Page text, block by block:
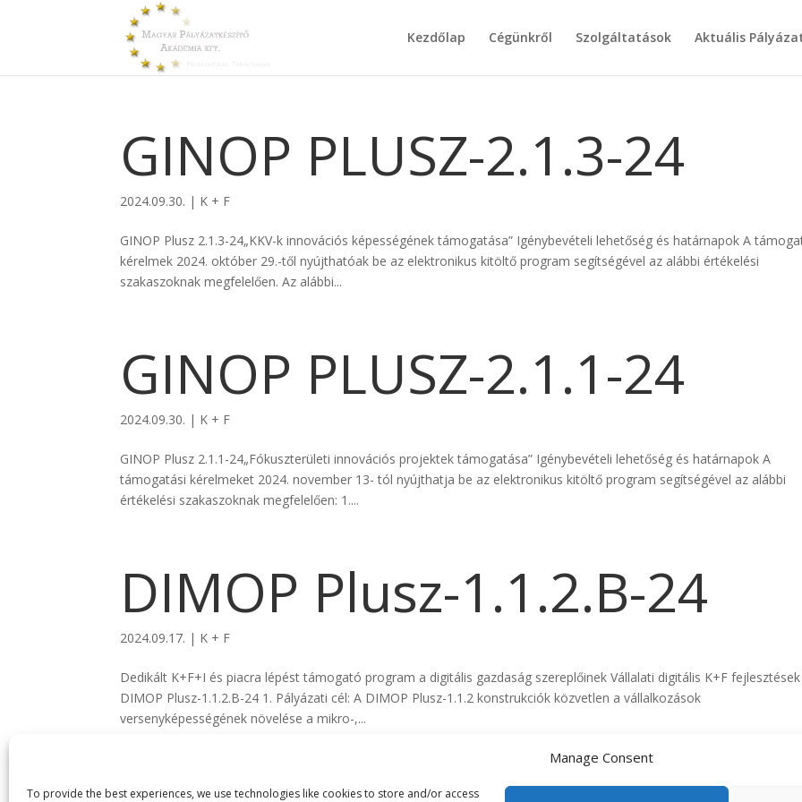
Manage Consent
To provide the best experiences, we use technologies like cookies to store and/or access
Kezdőlap Cégünkről Szolgáltatások Aktuális
GINOP PLUSZ-2.1.3-24
2024.09.30. | K + F
GINOP Plusz 2.1.3-24„KKV-k innovációs képességének támogatása” Igénybevételi lehetőség és határnapok A
kérelmek 2024. október 29.-től nyújthatóak be az elektronikus kitöltő program segítségével az alábbi értékelési
szakaszoknak megfelelően. Az alábbi...
GINOP PLUSZ-2.1.1-24
2024.09.30. | K + F
GINOP Plusz 2.1.1-24„Fókuszterületi innovációs projektek támogatása” Igénybevételi lehetőség és határnapok A
támogatási kérelmeket 2024. november 13- tól nyújthatja be az elektronikus kitöltő program segítségével az alábbi
értékelési szakaszoknak megfelelően: 1....
DIMOP Plusz-1.1.2.B-24
2024.09.17. | K + F
Dedikált K+F+I és piacra lépést támogató program a digitális gazdaság szereplőinek Vállalati digitális K+F
DIMOP Plusz-1.1.2.B-24 1. Pályázati cél: A DIMOP Plusz-1.1.2 konstrukciók közvetlen a vállalkozások
versenyképességének növelése a mikro-,...